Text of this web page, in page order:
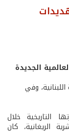
الجديدة
وفي
التاريخية خلال
الريغانية، كان